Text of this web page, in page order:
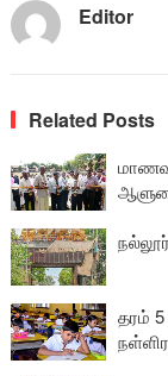
Editor
Related Posts
தரம் 5